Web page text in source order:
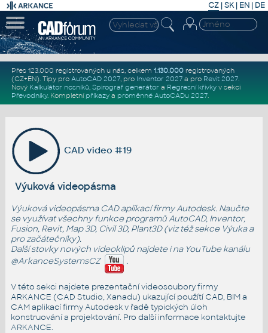
CZ | SK| EN | DE
Přes 123.000 registrovaných u nás, celkem 1.130.000registrovaných
(CZ+EN). Tipy pro AutoCAD 2027, pro Inventor 2027a pro Revit 2027.
Nový Kalkulátor nosníků, Spirograf generátor a Regresní křivkyv sekci
Převodníky. Kompletní příkazya proměnné AutoCADu 2027.
CAD video #19
Výuková videopásma
Výuková videopásma CAD aplikací firmy Autodesk. Naučte
se využívat všechny funkce programů AutoCAD, Inventor,
Fusion, Revit, Map 3D, Civil 3D, Plant3D (viz též sekce Výukaa
pro začátečníky).
Další stovky nových videoklipů najdete i na YouTube kanálu
@ArkanceSystemsCZ
.
V této sekci najdete prezentační videosoubory firmy
ARKANCE (CAD Studio, Xanadu) ukazující použítí CAD, BIM a
CAM aplikací firmy Autodesk v řadě typických úloh
konstruování a projektování. Pro další informace kontaktujte
ARKANCE.